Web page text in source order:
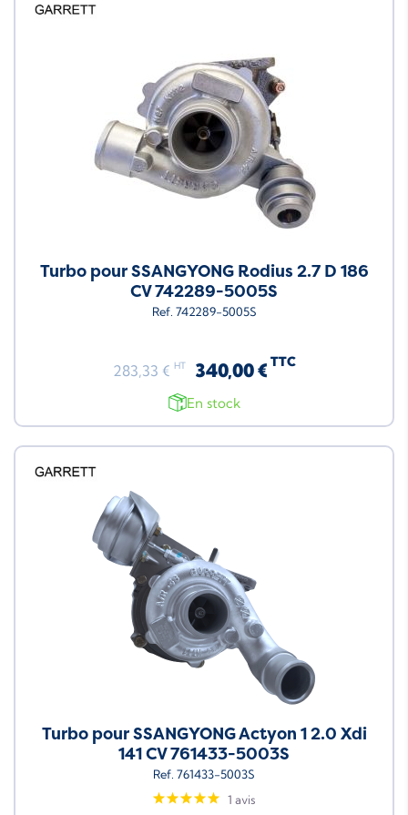
Turbo pour SSANGYONG Rodius 2.7 D 186
CV 742289-5005S
Ref. 742289-5005S
283,33 € HT 340,00 € TTC
En stock
Turbo pour SSANGYONG Actyon 1 2.0 Xdi
141 CV 761433-5003S
Ref. 761433-5003S
1 avis